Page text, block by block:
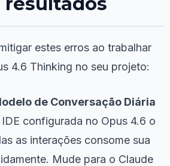
estes erros ao trabalhar
4.6 Thinking no seu projeto:
de Conversação Diária
configurada no Opus 4.6 o
as interações consome sua
Mude para o Claude